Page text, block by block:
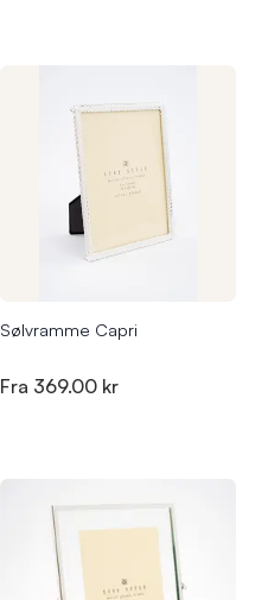
Sølvramme Capri
Fra 369.00 kr